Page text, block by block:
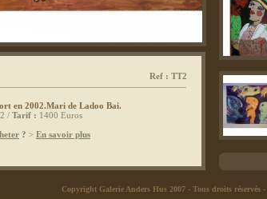
Ref : TT2
en 2002.Mari de Ladoo Bai.
/ Tarif : 1400 Euros
? > En savoir plus
Copyright Galerie Anders Hus 2007- Tous droits réservés -